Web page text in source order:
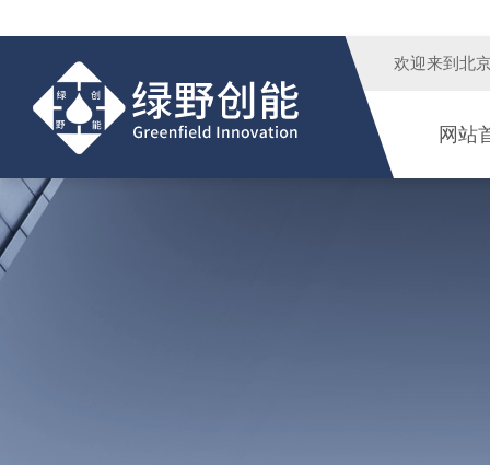
欢迎来到 北
网站